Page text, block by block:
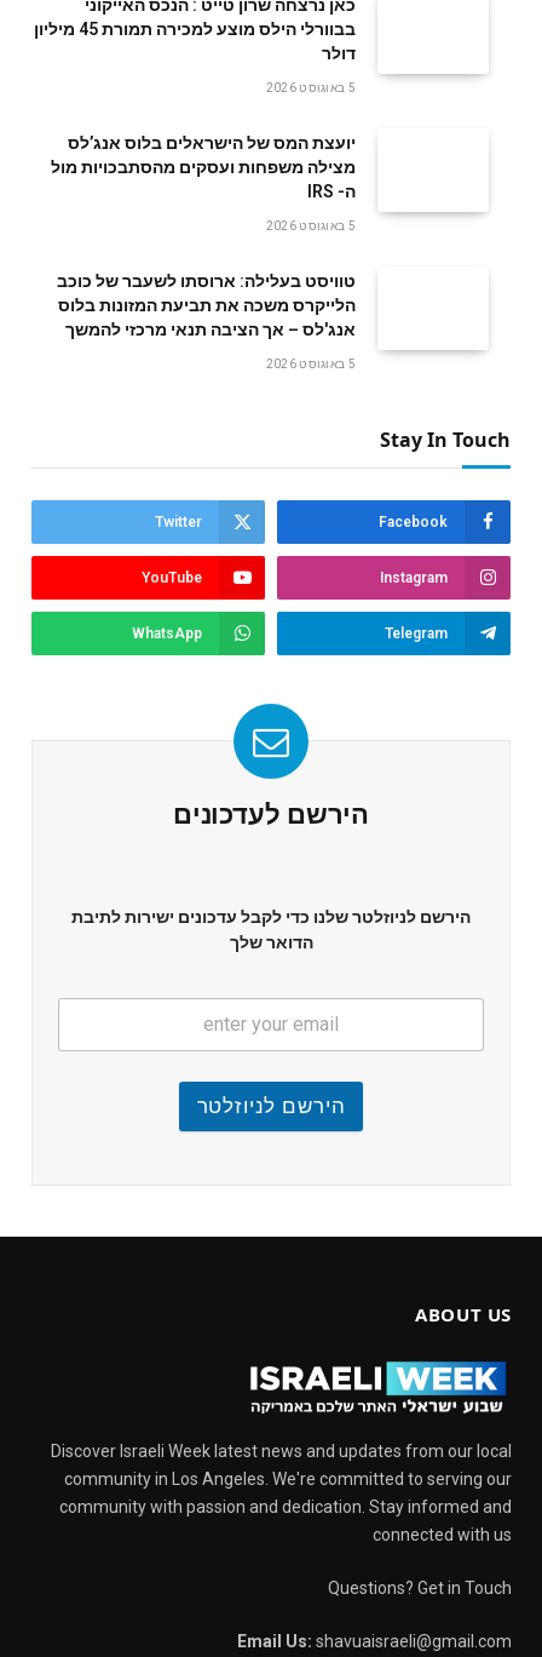
‬דולר
5 באוגוסט 2026
‬ה- IRS
5 באוגוסט 2026
טוויסט בעלילה: ארוסתו לשעבר של כוכב
הלייקרס משכה את תביעת המזונות בלוס
אנג'לס – אך הציבה תנאי מרכזי להמשך
5 באוגוסט 2026
Stay In Touch
Facebook
Twitter
Instagram
YouTube
Telegram
WhatsApp
הירשם לעדכונים
הירשם לניוזלטר שלנו כדי לקבל עדכונים ישירות לתיבת
הדואר שלך
הירשם לניוזלטר
ABOUT US
Discover Israeli Week latest news and updates from our local
community in Los Angeles. We're committed to serving our
community with passion and dedication. Stay informed and
connected with us
Questions? Get in Touch
Email Us: shavuaisraeli@gmail.com